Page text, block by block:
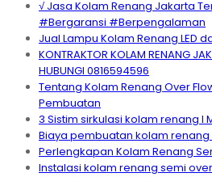
√ Jasa Kolam Renang Jakarta
#Bergaransi #Berpengalaman
Jual Lampu Kolam Renang LED
KONTRAKTOR KOLAM RENANG
HUBUNGI 0816594596
Tentang Kolam Renang Over
Pembuatan
3 Sistim sirkulasi kolam renang I
Biaya pembuatan kolam renang
Perlengkapan Kolam Renang
Instalasi kolam renang semi